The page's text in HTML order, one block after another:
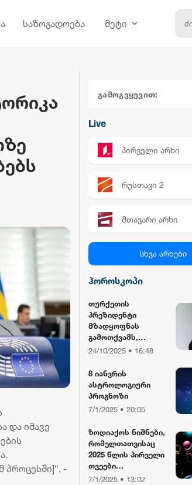
საზოგადოება მეტი
და იმავე
პროცესში]“, -
გამოგვყევით:
Live
პირველი არხი
რუსთავი 2
მთავარი არხი
პალიტრა News
სილქ უნივერსალი
TV პირველი
რიონი
სხვა არხები
ჰოროსკოპი
თურქეთის
პრეზიდენტი
მზადყოფნას
გამოთქვამს,
რუსეთისა და აშშ-
მასპინძლობისთვის
24/10/2025 • 16:48
8 იანვრის
ასტროლოგიური
პროგნოზი
7/1/2025 • 20:05
ზოდიაქოს ნიშნები,
რომელთათვისაც
2025 წლის პირველი
თვეები
განსაკუთრებით
7/1/2025 • 13:02